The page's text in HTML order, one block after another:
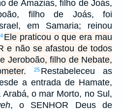
de Amazias, filho de Joás,
filho de Joás, foi
em Samaria; reinou
Ele praticou o que era mau
e não se afastou de todos
Jeroboão, filho de Nebate,
25 Restabeleceu as
a entrada de Hamate,
o mar Morto, no Sul,
, o SENHOR Deus de